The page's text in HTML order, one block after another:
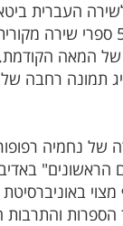
העברית
אוסף של כ-5000 ספרי
המאה הקודמת.
תמונה רחבה
של נחמיה
הראשונים"
באוניברסיטת
והתרבות